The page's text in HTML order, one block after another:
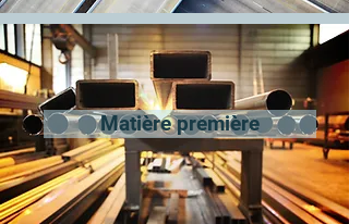
Matière première